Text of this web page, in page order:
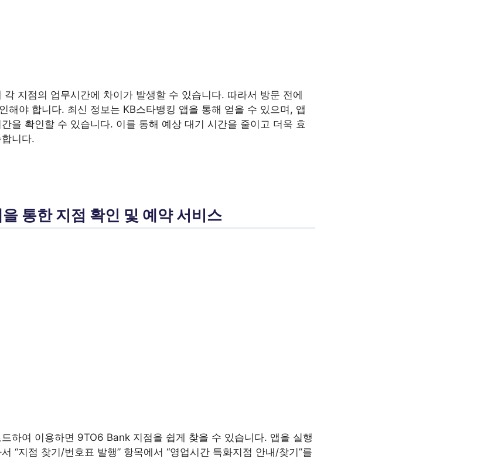
각 지점의 업무시간에 차이가 발생할 수 있습니다. 따라서 방문 전에
해야 합니다. 최신 정보는 KB스타뱅킹 앱을 통해 얻을 수 있으며, 앱
을 확인할 수 있습니다. 이를 통해 예상 대기 시간을 줄이고 더욱 효
니다.
통한 지점 확인 및 예약 서비스
하여 이용하면 9TO6 Bank 지점을 쉽게 찾을 수 있습니다. 앱을 실행
“지점 찾기/번호표 발행” 항목에서 “영업시간 특화지점 안내/찾기”를